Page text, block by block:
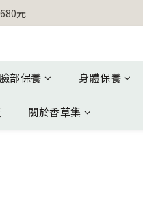
行李吊牌
元
臉部保養 身體保養
關於香草集